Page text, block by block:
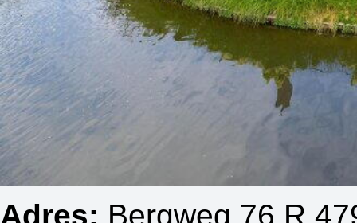
Adres: Bergweg 76 R